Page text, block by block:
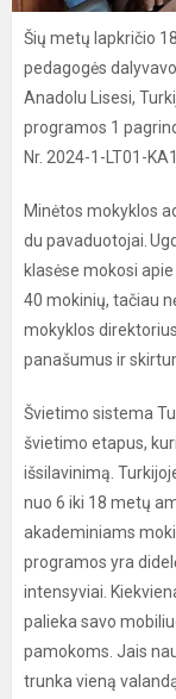
Šių metų lapkričio
pedagogės
Anadolu Lisesi,
programos 1
Nr. 2024-1-LT01-
Minėtos mokyklos
du pavaduotojai.
klasėse mokosi
40 mokinių, tačiau
mokyklos
panašumus ir
Švietimo sistema
švietimo etapus,
išsilavinimą.
nuo 6 iki 18 metų
akademiniams
programos yra
intensyviai.
palieka savo
pamokoms. Jais
trunka vieną